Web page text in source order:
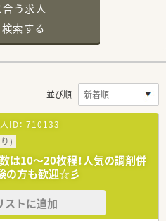
う求人
検索する
並び順
ID： 710133
)
は10～20枚程！人気の調剤併
の方も歓迎☆彡
ストに追加